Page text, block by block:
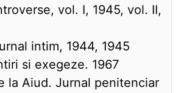
vol. I, 1945, vol. II,
intim, 1944, 1945
si exegeze. 1967
la Aiud. Jurnal penitenciar